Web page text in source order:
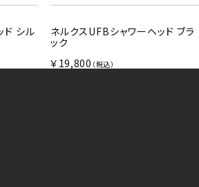
ド シル
ネルクスUFBシャワーヘッド ブラ
ック
￥19,800 （税込）